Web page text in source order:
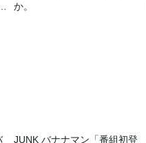
か。
JUNK バナナマン「番組初登